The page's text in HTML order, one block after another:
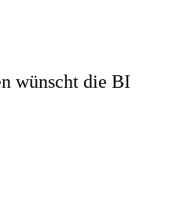
wünscht die BI